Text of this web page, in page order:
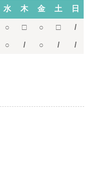
水 木 金 土 日
○ □ ○ □ /
○ / ○ / /